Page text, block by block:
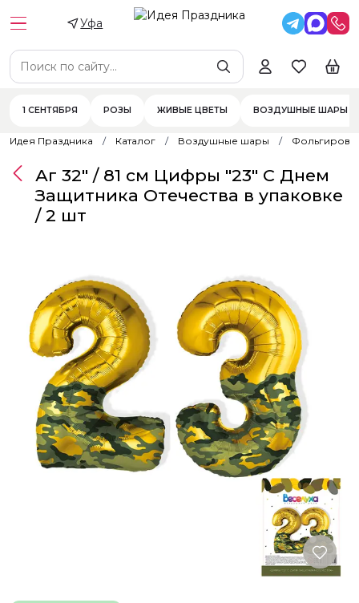
Уфа
1 СЕНТЯБРЯ РОЗЫ ЖИВЫЕ ЦВЕТЫ ВОЗДУШНЫЕ ШАРЫ
Идея Праздника Каталог Воздушные шары
Аг 32" / 81 см Цифры "23" С Днем
Защитника Отечества в упаковке
/ 2 шт